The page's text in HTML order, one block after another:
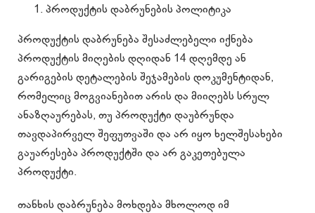
პროდუქტის დაბრუნების პოლიტიკა
პროდუქტის დაბრუნება შესაძლებელი იქნება
პროდუქტის მიღების დღიდან 14 დღემდე ან
გარიგების დეტალების შეჯამების დოკუმენტიდან,
რომელიც მოგვიანებით არის და მიიღებს სრულ
ანაზღაურებას, თუ პროდუქტი დაუბრუნდა
თავდაპირველ შეფუთვაში და არ იყო ხელშესახები
გაუარესება პროდუქტში და არ გაკეთებულა
პროდუქტი.
თანხის დაბრუნება მოხდება მხოლოდ იმ